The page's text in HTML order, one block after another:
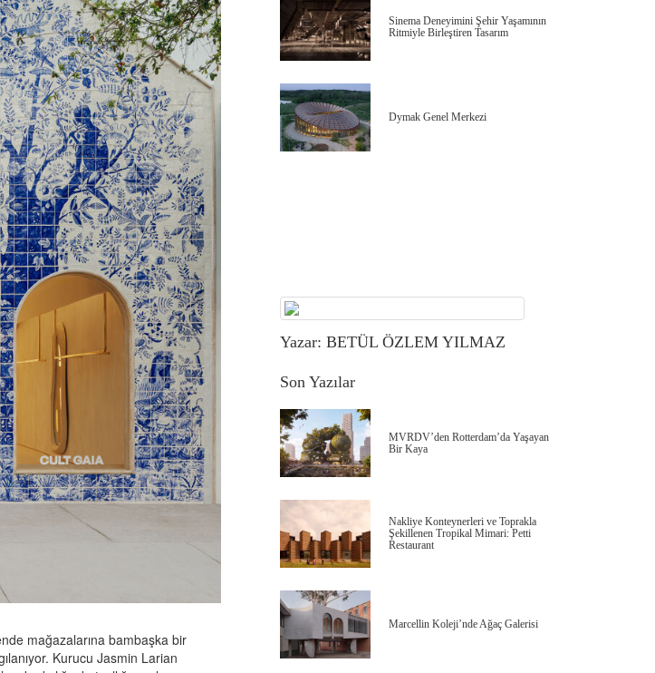
mağazalarına bambaşka bir
Kurucu Jasmin Larian
Sinema Deneyimini Şehir Yaşamının
Ritmiyle Birleştiren Tasarım
Dymak Genel Merkezi
Yazar: BETÜL ÖZLEM YILMAZ
Son Yazılar
MVRDV’den Rotterdam’da Yaşayan
Bir Kaya
Nakliye Konteynerleri ve Toprakla
Şekillenen Tropikal Mimari: Petti
Restaurant
Marcellin Koleji’nde Ağaç Galerisi